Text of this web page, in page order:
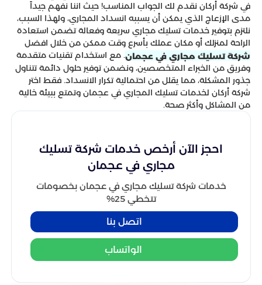
والأدوات. اتصل بنا الآن للحصول على خدمة عالية
الجودة وضمان راحتك وسلامتك.
في شركة أركان نقدم لك الجواب المناسب! حيث اننا نفهم جيداً
مدى الإزعاج الذي يمكن أن يسببه انسداد المجاري، ولهذا السبب،
نلتزم بتوفير خدمات تسليك مجاري سريعة وفعالة تضمن استعادة
الراحة لمنزلك أو مكان عملك بأسرع وقت ممكن من خلال افضل
شركة تسليك مجاري في عجمان. مع استخدام تقنيات متقدمة
وفريق من الخبراء المتخصصين، ونضمن توفير حلول دائمة تتناول
جذور المشكلة، مما يقلل من احتمالية تكرار الانسداد. فقط اختر
شركة أركان لخدمات تسليك المجاري في عجمان وتمتع ببيئة خالية
من المشاكل وأكثر صحة.
احجز الآن أرخص خدمات شركة تسليك
مجاري في عجمان
خدمات شركة تسليك مجاري في عجمان بخصومات
تتخطي 25%
اتصل بنا
الواتساب